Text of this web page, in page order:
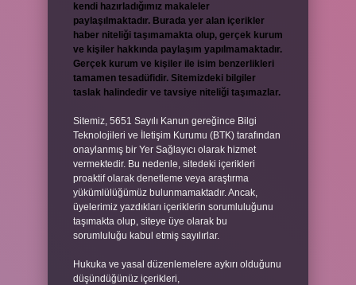
kendi hazırladığımız makaleler
paylaşılmaktadır. Burada yer alan içerikler
haber niteliği taşımamakta olup, gerçek kurum
ve kişiler hakkında paylaşım yapılmamaktadır.
Gerçek kurum ve kişiler ile isim benzerlikleri
tamamen tesadüfidir. Sitemizdeki bilgiler
taslak halindedir ve tavsiye niteliği taşımazlar.
Sitemiz, 5651 Sayılı Kanun gereğince Bilgi
Teknolojileri ve İletişim Kurumu (BTK) tarafından
onaylanmış bir Yer Sağlayıcı olarak hizmet
vermektedir. Bu nedenle, sitedeki içerikleri
proaktif olarak denetleme veya araştırma
yükümlülüğümüz bulunmamaktadır. Ancak,
üyelerimiz yazdıkları içeriklerin sorumluluğunu
taşımakta olup, siteye üye olarak bu
sorumluluğu kabul etmiş sayılırlar.
Hukuka ve yasal düzenlemelere aykırı olduğunu
düşündüğünüz içerikleri,